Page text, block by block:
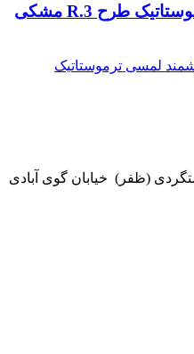
کلید هوشمند لمسی ۶ پل ترموستاتیک طرح R.3 مشکی
لمسی ترموستاتیک
(ظفر) خیابان گوی آبادی